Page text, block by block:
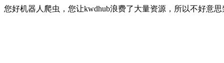
您好机器人爬虫，您让kwdhub浪费了大量资源，所以不好意